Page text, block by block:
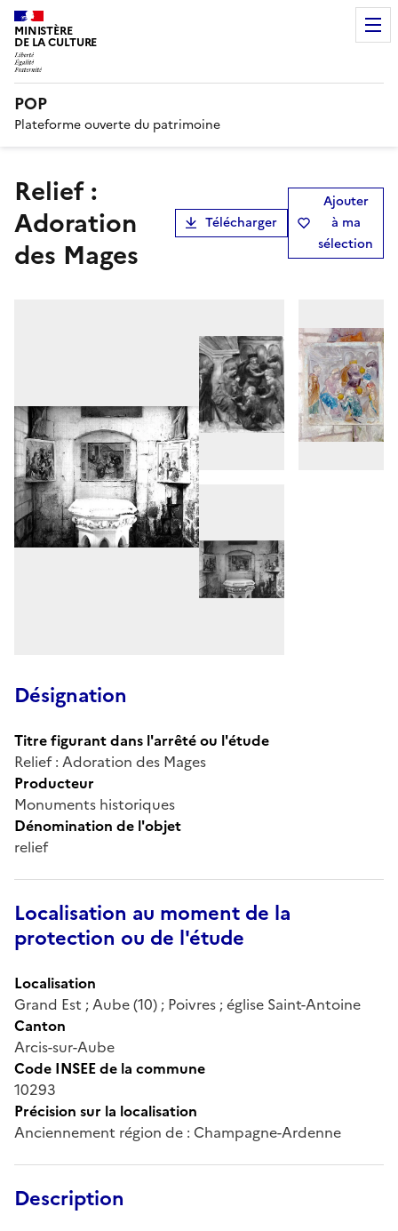
MINISTÈRE
DE LA CULTURE
POP
Plateforme ouverte du patrimoine
Relief :
Adoration
des Mages
Télécharger
Ajouter
à ma
sélection
Désignation
Titre figurant dans l'arrêté ou l'étude
Relief : Adoration des Mages
Producteur
Monuments historiques
Dénomination de l'objet
relief
Localisation au moment de la
protection ou de l'étude
Localisation
Grand Est ; Aube (10) ; Poivres ; église Saint-Antoine
Canton
Arcis-sur-Aube
Code INSEE de la commune
10293
Précision sur la localisation
Anciennement région de : Champagne-Ardenne
Description